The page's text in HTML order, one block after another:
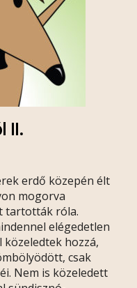
II.
erdő közepén élt
mogorva
tartották róla.
elégedetlen
közeledtek hozzá,
csak
Nem is közeledett